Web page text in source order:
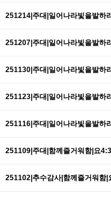
251214|주대|일어나라빛을발하
251207|주대|일어나라빛을발하
251130|주대|일어나라빛을발하
251123|주대|일어나라빛을발하
251116|주대|일어나라빛을발하
251109|주대|함께즐거워함|요
251102|추수감사|함께즐거워함|